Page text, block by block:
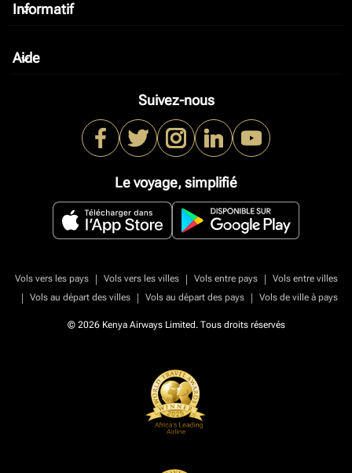
Informatif
keyboard_arrow_down
Aide
keyboard_arrow_down
Suivez-nous
Le voyage, simplifié
Vols vers les pays | Vols vers les villes | Vols entre pays |
Vols entre villes
|
Vols au départ des villes | Vols au départ des pays | Vols de ville à pays
© 2026 Kenya Airways Limited. Tous droits réservés